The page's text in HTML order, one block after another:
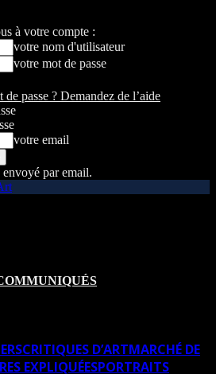
à votre compte :
votre nom d'utilisateur
votre mot de passe
passe ? Demandez de l’aide
votre email
envoyé par email.
CRITIQUES D’ARTMARCHÉ DE
EXPLIQUÉESPORTRAITS